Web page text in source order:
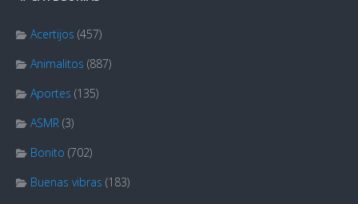
Acertijos (457)
Animalitos (887)
Aportes (135)
ASMR (3)
Bonito (702)
Buenas vibras (183)